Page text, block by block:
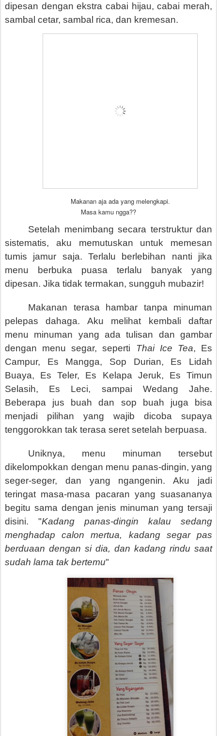
dipesan dengan ekstra cabai hijau, cabai merah,
sambal cetar, sambal rica, dan kremesan.
Makanan aja ada yang melengkapi.
Masa kamu ngga??
Setelah menimbang secara terstruktur dan
sistematis, aku memutuskan untuk memesan
tumis jamur saja. Terlalu berlebihan nanti jika
menu berbuka puasa terlalu banyak yang
dipesan. Jika tidak termakan, sungguh mubazir!
Makanan terasa hambar tanpa minuman
pelepas dahaga. Aku melihat kembali daftar
menu minuman yang ada tulisan dan gambar
dengan menu segar, seperti Thai Ice Tea, Es
Campur, Es Mangga, Sop Durian, Es Lidah
Buaya, Es Teler, Es Kelapa Jeruk, Es Timun
Selasih, Es Leci, sampai Wedang Jahe.
Beberapa jus buah dan sop buah juga bisa
menjadi pilihan yang wajib dicoba supaya
tenggorokkan tak terasa seret setelah berpuasa.
Uniknya, menu minuman tersebut
dikelompokkan dengan menu panas-dingin, yang
seger-seger, dan yang ngangenin. Aku jadi
teringat masa-masa pacaran yang suasananya
begitu sama dengan jenis minuman yang tersaji
disini. "Kadang panas-dingin kalau sedang
menghadap calon mertua, kadang segar pas
berduaan dengan si dia, dan kadang rindu saat
sudah lama tak bertemu"